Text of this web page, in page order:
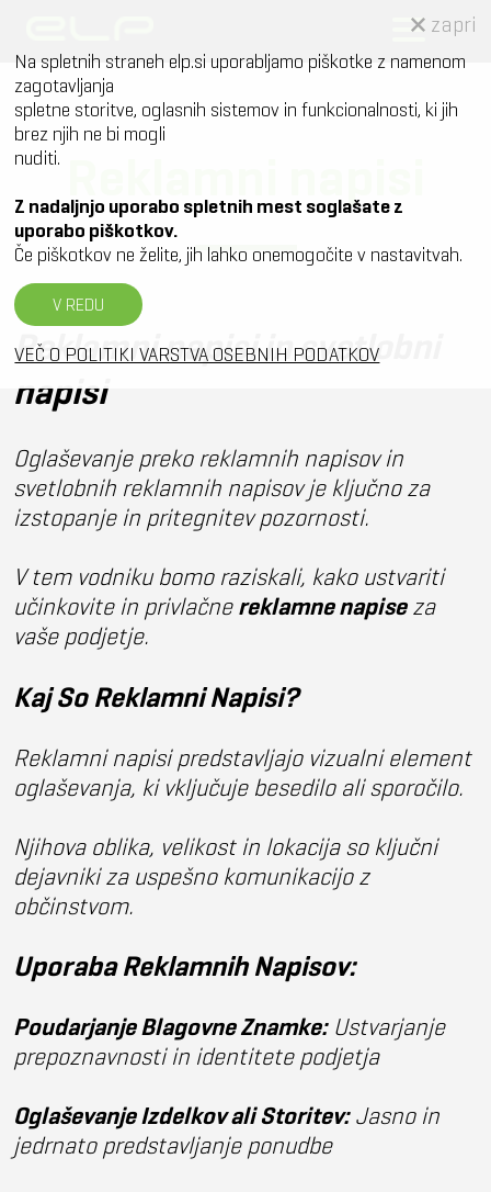
Reklamni napisi in svetlobni
napisi
Oglaševanje preko reklamnih napisov in
svetlobnih reklamnih napisov je ključno za
izstopanje in pritegnitev pozornosti.
V tem vodniku bomo raziskali, kako ustvariti
učinkovite in privlačnereklamne napiseza
vaše podjetje.
Kaj So Reklamni Napisi?
Reklamni napisi predstavljajo vizualni element
oglaševanja, ki vključuje besedilo ali sporočilo.
Njihova oblika, velikost in lokacija so ključni
dejavniki za uspešno komunikacijo z
občinstvom.
Uporaba Reklamnih Napisov:
Poudarjanje Blagovne Znamke:Ustvarjanje
prepoznavnosti in identitete podjetja
Oglaševanje Izdelkov ali Storitev:Jasno in
jedrnato predstavljanje ponudbe
zapri
Na spletnih straneh elp.si uporabljamo piškotke z namenom
zagotavljanja
spletne storitve, oglasnih sistemov in funkcionalnosti, ki jih
brez njih ne bi mogli
nuditi.
Z nadaljnjo uporabo spletnih mest soglašate z
uporabo piškotkov.
Če piškotkov ne želite, jih lahko onemogočite v nastavitvah.
V REDU
VEČ O POLITIKI VARSTVA OSEBNIH PODATKOV